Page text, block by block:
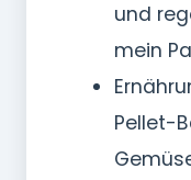
und
mein
Pellet-